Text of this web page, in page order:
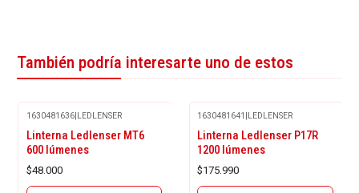
También podría interesarte uno de estos
1630481636|LEDLENSER
Linterna Ledlenser MT6
600 lúmenes
$48.000
1630481641 |LEDLENSER
Linterna Ledlenser P17R
1200 lúmenes
$175.990